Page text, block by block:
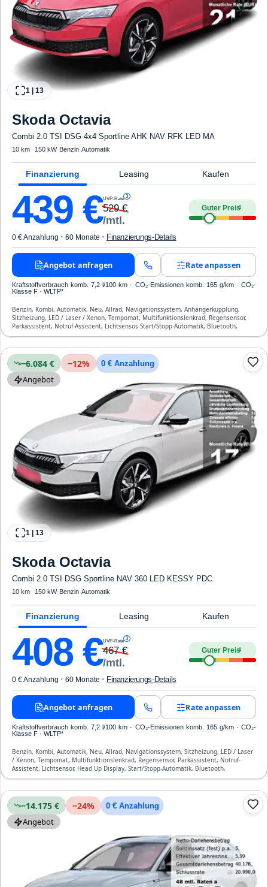
1 13
Skoda Octavia
Combi 2.0 TSI DSG 4x4 Sportline AHK NAV RFK LED MA
10 km· · 150 kW· Benzin·Automatik
Finanzierung Leasing Kaufen
439 €UVP-Rate 3
529€
/mtl.
Guter Preis4
0 € Anzahlung · 60 Monate · Finanzierungs-Details
Angebot anfragen Rate anpassen
Kraftstoffverbrauch komb. 7,2 l/100 km · CO₂-Emissionen komb. 165 g/km · CO₂-
Klasse F · WLTP*
Benzin, Kombi, Automatik, Neu, Allrad, Navigationssystem, Anhängerkupplung,
Sitzheizung, LED / Laser / Xenon, Tempomat, Multifunktionslenkrad, Regensensor,
Parkassistent, Notruf-Assistent, Lichtsensor, Start/Stopp-Automatik, Bluetooth,
Freisprecheinrichtung, Verkehrszeichen-Erkennung, ESP, ABS, Klimaanlage, Front-
−6.084 € −12% 0 € Anzahlung
Angebot
1 13
Skoda Octavia
Combi 2.0 TSI DSG Sportline NAV 360 LED KESSY PDC
10 km· · 150 kW· Benzin·Automatik
Finanzierung Leasing Kaufen
408€UVP-Rate 3
467€
/mtl.
Guter Preis4
0 € Anzahlung · 60 Monate · Finanzierungs-Details
Angebot anfragen Rate anpassen
Kraftstoffverbrauch komb. 7,2 l/100 km · CO₂-Emissionen komb. 165 g/km · CO₂-
Klasse F · WLTP*
Benzin, Kombi, Automatik, Neu, Allrad, Navigationssystem, Sitzheizung, LED / Laser
/ Xenon, Tempomat, Multifunktionslenkrad, Regensensor, Parkassistent, Notruf-
Assistent, Lichtsensor, Head Up Display, Start/Stopp-Automatik, Bluetooth,
Freisprecheinrichtung, Verkehrszeichen-Erkennung, ESP, ABS, Klimaanlage, Front-
−14.175 € −24% 0 € Anzahlung
Angebot